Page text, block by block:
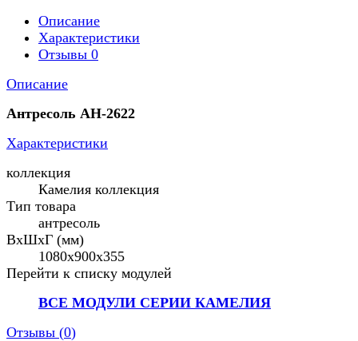
Описание
Характеристики
Отзывы 0
Описание
Антресоль АН-2622
Характеристики
коллекция
Камелия коллекция
Тип товара
антресоль
ВхШхГ (мм)
1080х900х355
Перейти к списку модулей
ВСЕ МОДУЛИ СЕРИИ КАМЕЛИЯ
Отзывы (0)